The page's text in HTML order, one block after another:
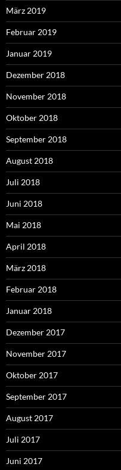
März 2019
Februar 2019
Januar 2019
Dezember 2018
November 2018
Oktober 2018
September 2018
August 2018
Juli 2018
Juni 2018
Mai 2018
April 2018
März 2018
Februar 2018
Januar 2018
Dezember 2017
November 2017
Oktober 2017
September 2017
August 2017
Juli 2017
Juni 2017